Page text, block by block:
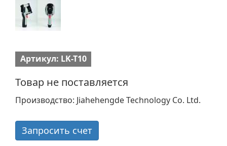
Артикул: LK-T10
Товар не поставляется
Производство: Jiahehengde Technology Co. Ltd.
Запросить счет